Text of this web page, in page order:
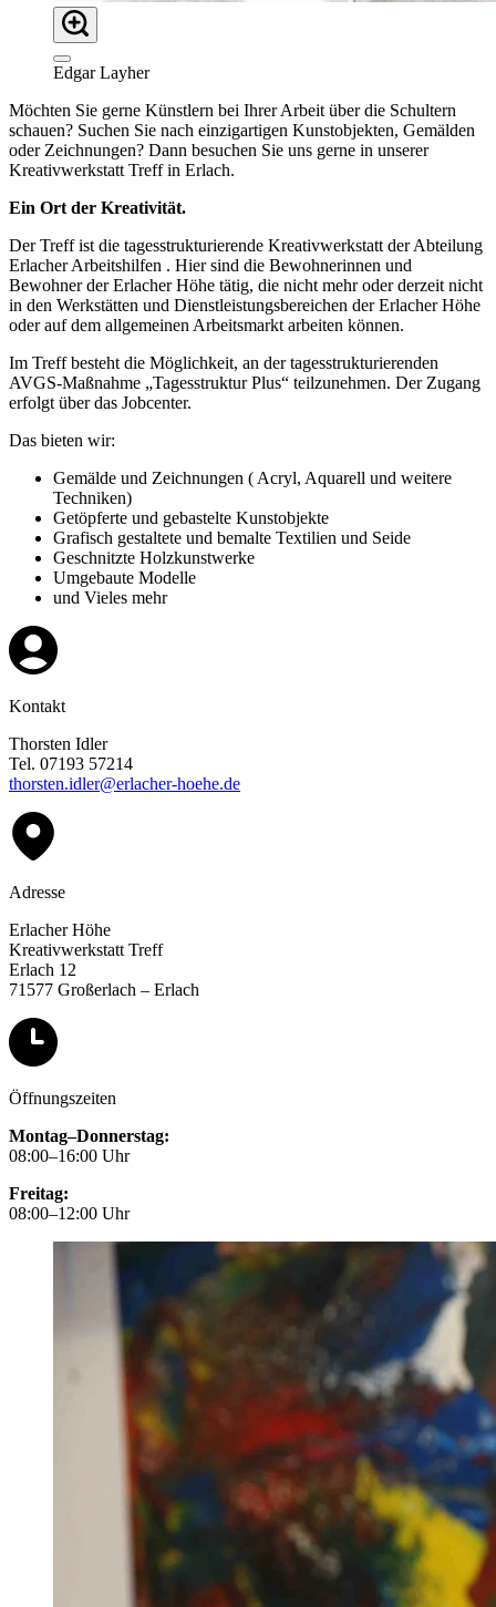
Edgar Layher
Möchten Sie gerne Künstlern bei Ihrer Arbeit über die Schultern
schauen? Suchen Sie nach einzigartigen Kunstobjekten, Gemälden
oder Zeichnungen? Dann besuchen Sie uns gerne in unserer
Kreativwerkstatt Treff in Erlach.
Ein Ort der Kreativität.
Der Treff ist die tagesstrukturierende Kreativwerkstatt der Abteilung
Erlacher Arbeitshilfen . Hier sind die Bewohnerinnen und
Bewohner der Erlacher Höhe tätig, die nicht mehr oder derzeit nicht
in den Werkstätten und Dienstleistungsbereichen der Erlacher Höhe
oder auf dem allgemeinen Arbeitsmarkt arbeiten können.
Im Treff besteht die Möglichkeit, an der tagesstrukturierenden
AVGS-Maßnahme „Tagesstruktur Plus“ teilzunehmen. Der Zugang
erfolgt über das Jobcenter.
Das bieten wir:
Gemälde und Zeichnungen ( Acryl, Aquarell und weitere
Techniken)
Getöpferte und gebastelte Kunstobjekte
Grafisch gestaltete und bemalte Textilien und Seide
Geschnitzte Holzkunstwerke
Umgebaute Modelle
und Vieles mehr
Kontakt
Thorsten Idler
Tel. 07193 57214
thorsten.idler@erlacher-hoehe.de
Adresse
Erlacher Höhe
Kreativwerkstatt Treff
Erlach 12
71577 Großerlach – Erlach
Öffnungszeiten
Montag–Donnerstag:
08:00–16:00 Uhr
Freitag:
08:00–12:00 Uhr